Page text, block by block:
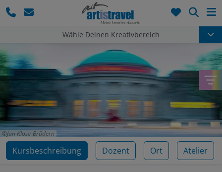
Wähle Deinen Kreativbereich
Jan Klose-Brüdern
Kursbeschreibung Dozent Ort Atelier